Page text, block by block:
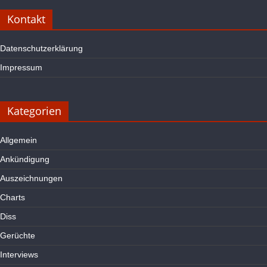
Kontakt
Datenschutzerklärung
Impressum
Kategorien
Allgemein
Ankündigung
Auszeichnungen
Charts
Diss
Gerüchte
Interviews